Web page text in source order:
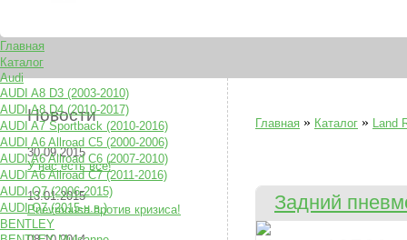
Главная
Каталог
Audi
AUDI A8 D3 (2003-2010)
AUDI A8 D4 (2010-2017)
AUDI A7 Sportback (2010-2016)
AUDI A6 Allroad C5 (2000-2006)
AUDI A6 Allroad C6 (2007-2010)
AUDI A6 Allroad C7 (2011-2016)
AUDI Q7 (2006-2015)
AUDI Q7 (2015-н.в.)
BENTLEY
Новости
30.09.2015
У нас есть все!
13.01.2015
Pnevmousa против кризиса!
Главная » Каталог » Land
Задний